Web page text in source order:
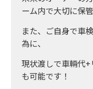
ーム内で大切に保
また、ご自身で車
為に、
現状渡しで車輛代
も可能です！